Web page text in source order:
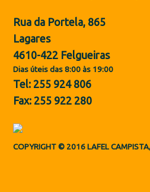
Rua da Portela, 865
Lagares
4610-422 Felgueiras
Dias úteis das 8:00 às 19:00
Tel: 255 924 806
Fax: 255 922 280
COPYRIGHT © 2016 LAFEL